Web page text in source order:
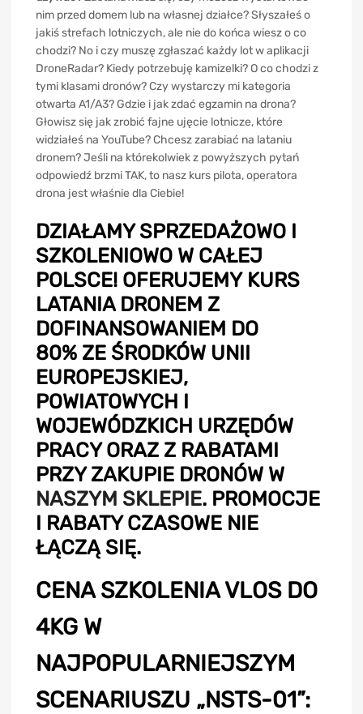
nim przed domem lub na własnej działce? Słyszałeś o
jakiś strefach lotniczych, ale nie do końca wiesz o co
chodzi? No i czy muszę zgłaszać każdy lot w aplikacji
DroneRadar? Kiedy potrzebuję kamizelki? O co chodzi z
tymi klasami dronów? Czy wystarczy mi kategoria
otwarta A1/A3? Gdzie i jak zdać egzamin na drona?
Głowisz się jak zrobić fajne ujęcie lotnicze, które
widziałeś na YouTube? Chcesz zarabiać na lataniu
dronem? Jeśli na którekolwiek z powyższych pytań
odpowiedź brzmi TAK, to nasz kurs pilota, operatora
drona jest właśnie dla Ciebie!
DZIAŁAMY SPRZEDAŻOWO I
SZKOLENIOWO W CAŁEJ
POLSCE! OFERUJEMY KURS
LATANIA DRONEM Z
DOFINANSOWANIEM DO
80% ZE ŚRODKÓW UNII
EUROPEJSKIEJ,
POWIATOWYCH I
WOJEWÓDZKICH URZĘDÓW
PRACY ORAZ Z RABATAMI
PRZY ZAKUPIE DRONÓW W
NASZYM SKLEPIE. PROMOCJE
I RABATY CZASOWE NIE
ŁĄCZĄ SIĘ.
CENA SZKOLENIA VLOS DO
4KG W
NAJPOPULARNIEJSZYM
SCENARIUSZU „NSTS-01”: